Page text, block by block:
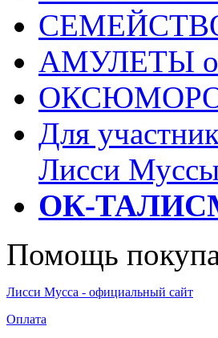
АМУЛЕТЫ
Для
Лисси
ОК-
Помощь
Лисси Мусса - официальный сайт
Оплата